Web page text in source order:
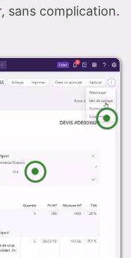
sans complication.